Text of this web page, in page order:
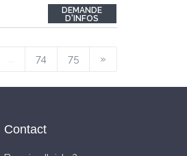
DEMANDE
D'INFOS
... 74 75 »
Contact